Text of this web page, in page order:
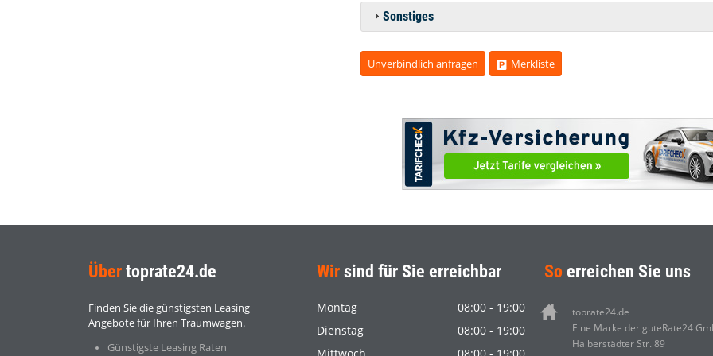
Sonstiges
Unverbindlich anfragen Merkliste
Über toprate24.de
Finden Sie die günstigsten Leasing
Angebote für Ihren Traumwagen.
Günstigste Leasing Raten
Wirsind für Sie erreichbar
Montag
08:00 - 19:00
Dienstag
08:00 - 19:00
So erreichen Sie uns
toprate24.de
Eine Marke der guteRate24
Halberstädter Str. 89